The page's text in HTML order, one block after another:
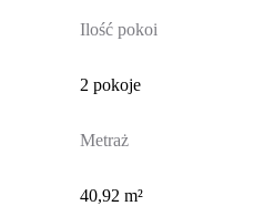
Ilość pokoi
2 pokoje
Metraż
40,92 m²